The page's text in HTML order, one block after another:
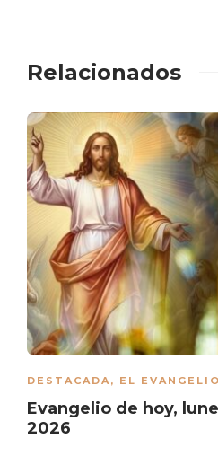
Relacionados
DESTACADA, EL
Evangelio de hoy,
2026